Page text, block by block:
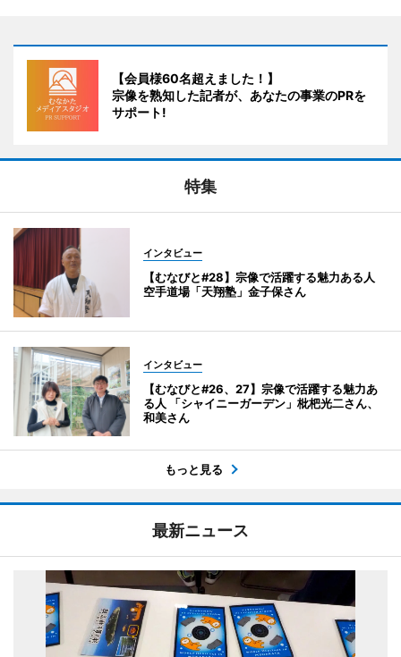
【会員様60名超えました！】
宗像を熟知した記者が、あなたの事業のPRを
サポート!
特集
インタビュー
【むなびと#28】宗像で活躍する魅力ある人
空手道場「天翔塾」金子保さん
インタビュー
【むなびと#26、27】宗像で活躍する魅力あ
る人 「シャイニーガーデン」枇杷光二さん、
和美さん
もっと見る
最新ニュース